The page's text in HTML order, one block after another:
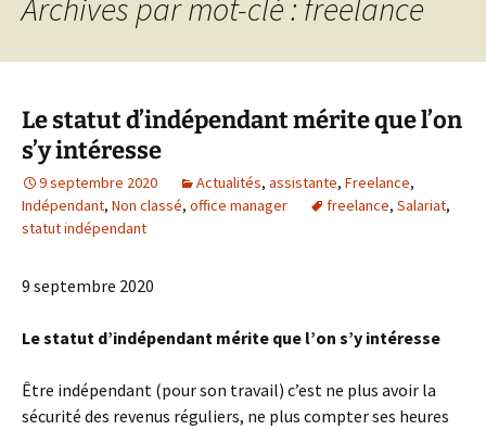
Archives par mot-clé : freelance
Le statut d’indépendant mérite que l’on
s’y intéresse
9 septembre 2020 Actualités, assistante, Freelance,
Indépendant, Non classé, office manager freelance, Salariat,
statut indépendant
9 septembre 2020
Le statut d’indépendant mérite que l’on s’y intéresse
Être indépendant (pour son travail) c’est ne plus avoir la
sécurité des revenus réguliers, ne plus compter ses heures